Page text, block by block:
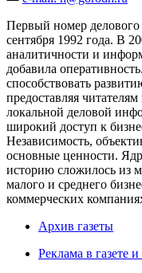
Первый номер
сентября 1992 года. В
аналитичности и
добавила
способствовать
предоставляя
локальной деловой
широкий доступ к
Независимость,
основные ценности.
историю сложилось из
малого и среднего
коммерческих
Архив газеты
Реклама в газете и